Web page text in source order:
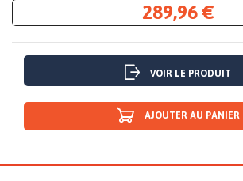
289,96 €
VOIR LE PRODUIT
AJOUTER AU PANIER